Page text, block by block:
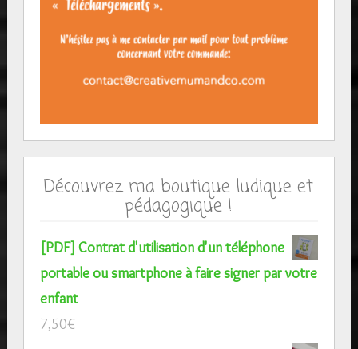
Découvrez ma boutique ludique et
pédagogique !
[PDF] Contrat d'utilisation d'un téléphone
portable ou smartphone à faire signer par votre
enfant
7,50€